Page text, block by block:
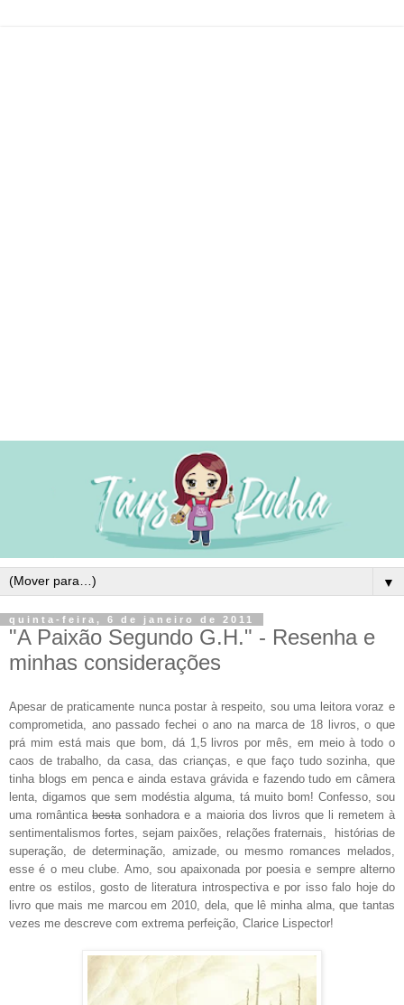
▼
quinta-feira, 6 de janeiro de 2011
"A Paixão Segundo G.H." - Resenha e
minhas considerações
Apesar de praticamente nunca postar à respeito, sou uma leitora voraz e
comprometida, ano passado fechei o ano na marca de 18 livros, o que
prá mim está mais que bom, dá 1,5 livros por mês, em meio à todo o
caos de trabalho, da casa, das crianças, e que faço tudo sozinha, que
tinha blogs em penca e ainda estava grávida e fazendo tudo em câmera
lenta, digamos que sem modéstia alguma, tá muito bom! Confesso, sou
uma românticabestasonhadora e a maioria dos livros que li remetem à
sentimentalismos fortes, sejam paixões, relações fraternais, histórias de
superação, de determinação, amizade, ou mesmo romances melados,
esse é o meu clube. Amo, sou apaixonada por poesia e sempre alterno
entre os estilos, gosto de literatura introspectiva e por isso falo hoje do
livro que mais me marcou em 2010, dela, que lê minha alma, que tantas
vezes me descreve com extrema perfeição, Clarice Lispector!